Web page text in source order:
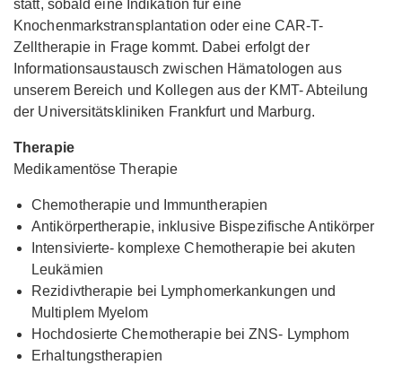
statt, sobald eine Indikation für eine
Knochenmarkstransplantation oder eine CAR-T-
Zelltherapie in Frage kommt. Dabei erfolgt der
Informationsaustausch zwischen Hämatologen aus
unserem Bereich und Kollegen aus der KMT- Abteilung
der Universitätskliniken Frankfurt und Marburg.
Therapie
Medikamentöse Therapie
Chemotherapie und Immuntherapien
Antikörpertherapie, inklusive Bispezifische Antikörper
Intensivierte- komplexe Chemotherapie bei akuten
Leukämien
Rezidivtherapie bei Lymphomerkankungen und
Multiplem Myelom
Hochdosierte Chemotherapie bei ZNS- Lymphom
Erhaltungstherapien